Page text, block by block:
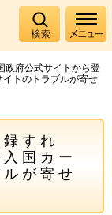
政府公式サイトから登
トのトラブルが寄せ
すれ
国カー
が寄せ